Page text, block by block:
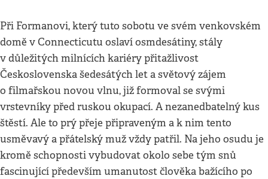
Při Formanovi, který tuto sobotu ve svém venkovském
domě v Connecticutu oslaví osmdesátiny, stály
v důležitých milnících kariéry přitažlivost
Československa šedesátých let a světový zájem
o filmařskou novou vlnu, již formoval se svými
vrstevníky před ruskou okupací. A nezanedbatelný kus
štěstí. Ale to prý přeje připraveným a k nim tento
usměvavý a přátelský muž vždy patřil. Na jeho osudu je
kromě schopnosti vybudovat okolo sebe tým snů
fascinující především umanutost člověka bažícího po